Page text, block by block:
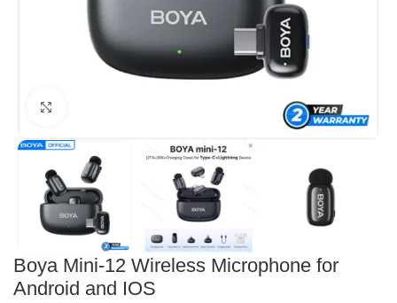
Boya Mini-12 Wireless Microphone for
Android and IOS